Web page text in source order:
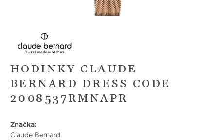
HODINKY CLAUDE
BERNARD DRESS CODE
2008537RMNAPR
Značka:
Claude Bernard